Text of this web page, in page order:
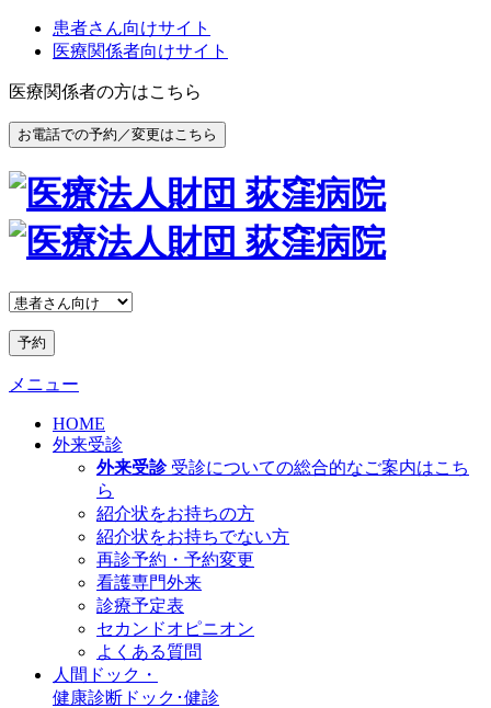
患者さん向けサイト
医療関係者向けサイト
医療関係者の方はこちら
お電話での予約／変更はこちら
予約
メニュー
HOME
外来受診
外来受診 受診についての総合的なご案内はこち
ら
紹介状をお持ちの方
紹介状をお持ちでない方
再診予約・予約変更
看護専門外来
診療予定表
セカンドオピニオン
よくある質問
人間ドック・
健康診断 ドック･健診